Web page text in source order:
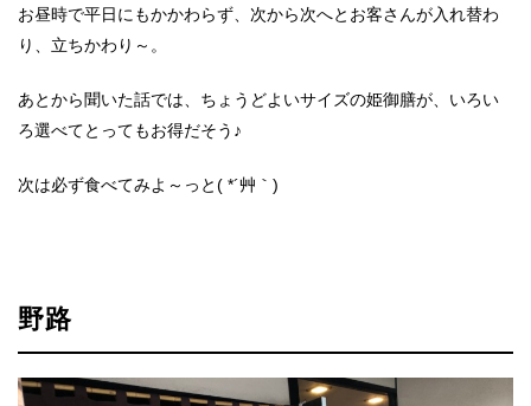
お昼時で平日にもかかわらず、次から次へとお客さんが入れ替わ
り、立ちかわり～。
あとから聞いた話では、ちょうどよいサイズの姫御膳が、いろい
ろ選べてとってもお得だそう♪
次は必ず食べてみよ～っと( *´艸｀)
野路